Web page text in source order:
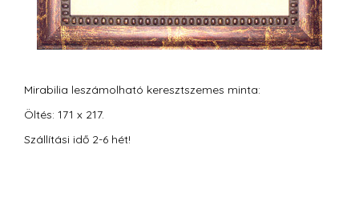
Mirabilia leszámolható keresztszemes minta:
Öltés: 171 x 217.
Szállítási idő 2-6 hét!